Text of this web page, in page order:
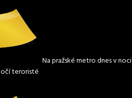
Na pražské metro dnes v noci
teroristé